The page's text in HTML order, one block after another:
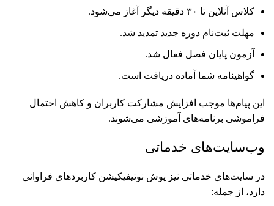
کلاس آنلاین تا ۳۰ دقیقه دیگر آغاز می‌شود.
مهلت ثبت‌نام دوره جدید تمدید شد.
آزمون پایان فصل فعال شد.
گواهینامه شما آماده دریافت است.
این پیام‌ها موجب افزایش مشارکت کاربران و کاهش احتمال
فراموشی برنامه‌های آموزشی می‌شوند.
وب‌سایت‌های خدماتی
در سایت‌های خدماتی نیز پوش نوتیفیکیشن کاربردهای فراوانی
دارد، از جمله: